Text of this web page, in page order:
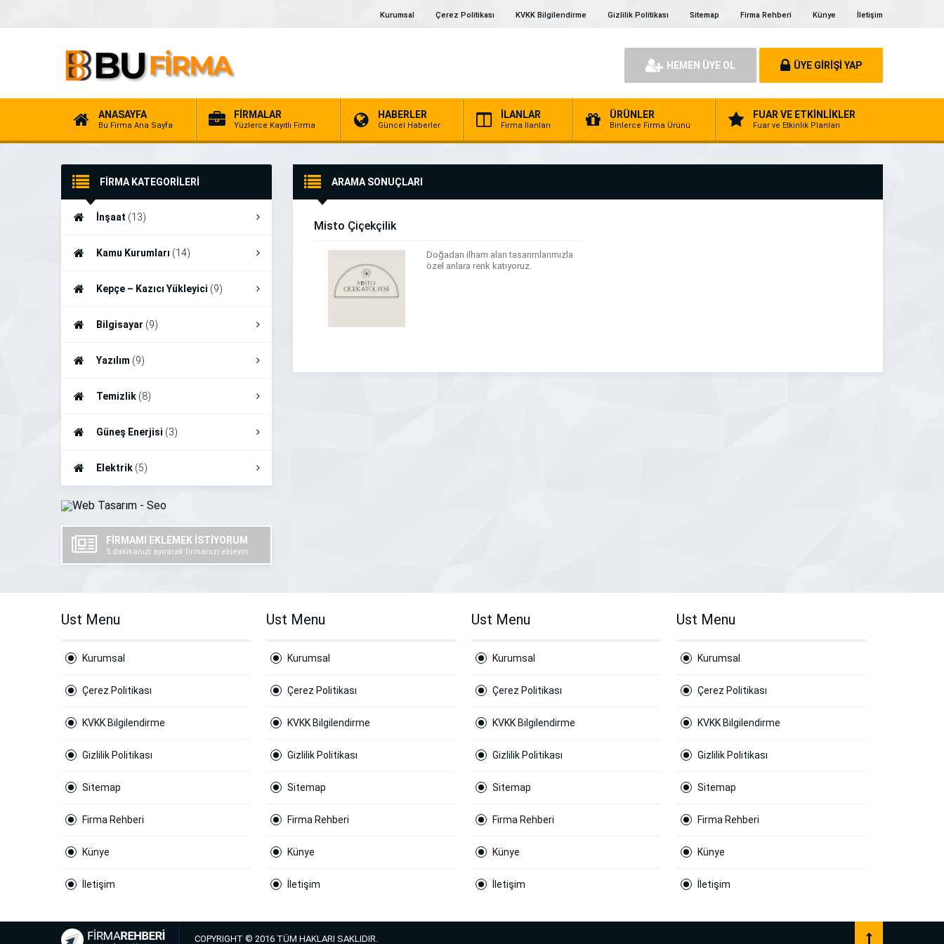
Kurumsal Çerez Politikası KVKK Bilgilendirme Gizlilik Politikası Sitemap Firma Rehberi Künye İletişim
HEMEN ÜYE OL ÜYE GİRİŞİ YAP
ANASAYFA
Bu Firma Ana Sayfa
FİRMALAR
Yüzlerce Kayıtlı Firma
HABERLER
Güncel Haberler
İLANLAR
Firma İlanları
ÜRÜNLER
Binlerce Firma Ürünü
FUAR VE ETKİNLİKLER
Fuar ve Etkinlik Planları
FİRMA KATEGORİLERİ
İnşaat (13)
Kamu Kurumları (14)
Kepçe – Kazıcı Yükleyici (9)
Bilgisayar (9)
Yazılım (9)
Temizlik (8)
Güneş Enerjisi (3)
Elektrik (5)
FİRMAMI EKLEMEK İSTİYORUM
5 dakikanızı ayırarak firmanızı ekleyin..
ARAMA SONUÇLARI
Misto Çiçekçilik
Doğadan ilham alan tasarımlarımızla
özel anlara renk katıyoruz.
Ust Menu
Kurumsal
Çerez Politikası
KVKK Bilgilendirme
Gizlilik Politikası
Sitemap
Firma Rehberi
Künye
İletişim
Ust Menu
Kurumsal
Çerez Politikası
KVKK Bilgilendirme
Gizlilik Politikası
Sitemap
Firma Rehberi
Künye
İletişim
Ust Menu
Kurumsal
Çerez Politikası
KVKK Bilgilendirme
Gizlilik Politikası
Sitemap
Firma Rehberi
Künye
İletişim
Ust Menu
Kurumsal
Çerez Politikası
KVKK Bilgilendirme
Gizlilik Politikası
Sitemap
Firma Rehberi
Künye
İletişim
COPYRIGHT © 2016 TÜM HAKLARI SAKLIDIR.